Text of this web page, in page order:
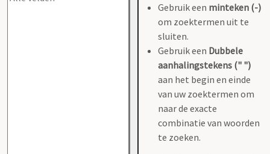
Gebruik een minteken (-)
om zoektermen uit te
sluiten.
Gebruik een Dubbele
aanhalingstekens (" ")
aan het begin en einde
van uw zoektermen om
naar de exacte
combinatie van woorden
te zoeken.